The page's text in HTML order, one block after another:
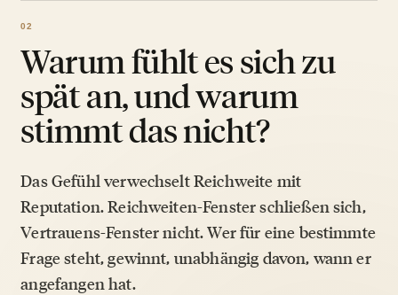
Warum fühlt es sich zu
spät an, und warum
stimmt das nicht?
Das Gefühl verwechselt Reichweite mit
Reputation. Reichweiten-Fenster schließen sich,
Vertrauens-Fenster nicht. Wer für eine bestimmte
Frage steht, gewinnt, unabhängig davon, wann er
angefangen hat.